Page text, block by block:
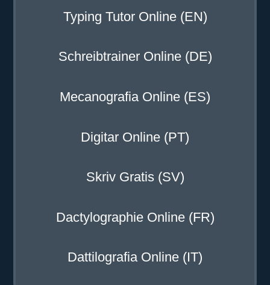
Typing Tutor Online (EN)
Schreibtrainer Online (DE)
Mecanografia Online (ES)
Digitar Online (PT)
Skriv Gratis (SV)
Dactylographie Online (FR)
Dattilografia Online (IT)